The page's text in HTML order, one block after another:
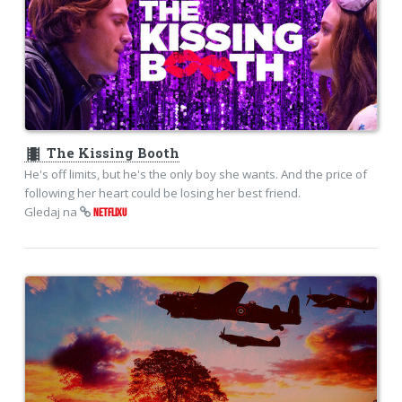
theaters The Kissing Booth
He's off limits, but he's the only boy she wants. And the price of
following her heart could be losing her best friend.
Gledaj na
NETFLIXU